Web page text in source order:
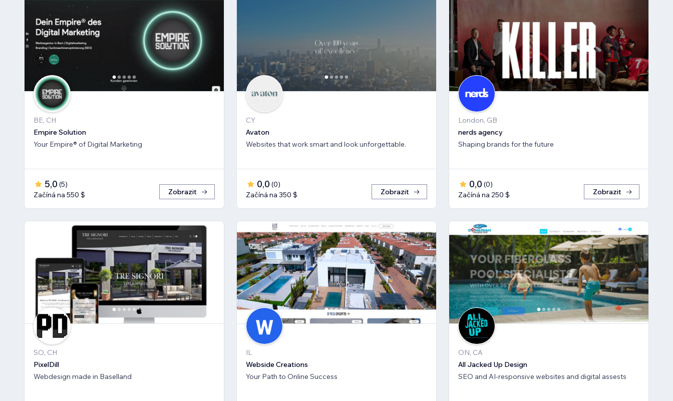
BE, CH
Empire Solution
Your Empire® of Digital Marketing
5,0 (5)
Začíná na 550 $
Zobrazit
CY
Avaton
Websites that work smart and look unforgettable.
0,0 (0)
Začíná na 350 $
Zobrazit
London, GB
nerds agency
Shaping brands for the future
0,0 (0)
Začíná na 250 $
Zobrazit
SO, CH
PixelDill
Webdesign made in Baselland
IL
Webside Creations
Your Path to Online Success
ON, CA
All Jacked Up Design
SEO and AI-responsive websites and digital assests